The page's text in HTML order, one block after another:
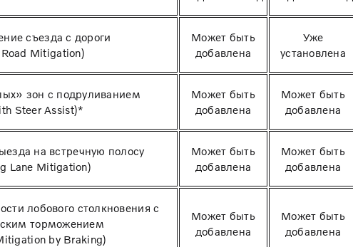
съезда с дороги
Mitigation)
Может быть
добавлена
Уже
установлена
зон с подруливанием
Steer Assist)*
Может быть
добавлена
Может быть
добавлена
на встречную полосу
Lane Mitigation)
Может быть
добавлена
Может быть
добавлена
лобового столкновения с
торможением
by Braking)
Может быть
добавлена
Может быть
добавлена